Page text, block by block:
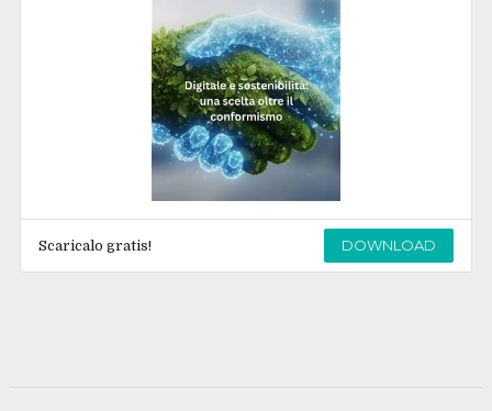
Scaricalo gratis! DOWNLOAD